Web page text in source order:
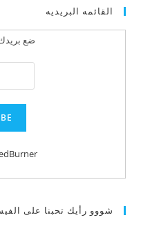
القائمه البريديه
ضع
شووو رأيك تحبنا على